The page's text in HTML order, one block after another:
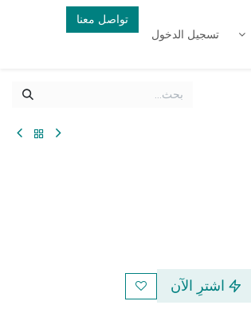
تسجيل الدخول
تواصل معنا
اشترِ الآن